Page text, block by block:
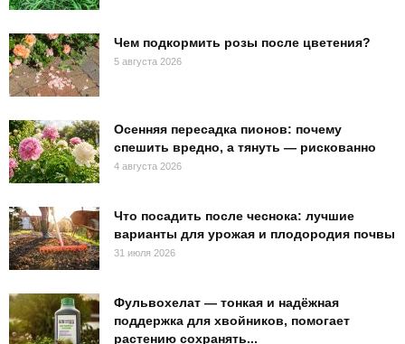
Чем подкормить розы после цветения?
5 августа 2026
Осенняя пересадка пионов: почему
спешить вредно, а тянуть — рискованно
4 августа 2026
Что посадить после чеснока: лучшие
варианты для урожая и плодородия почвы
31 июля 2026
Фульвохелат — тонкая и надёжная
поддержка для хвойников, помогает
растению сохранять...